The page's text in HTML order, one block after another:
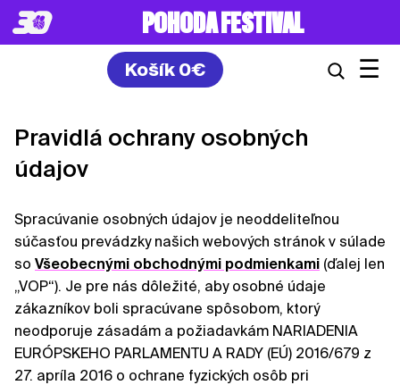
POHODA FESTIVAL
Košík 0€ ☰
Pravidlá ochrany osobných
údajov
Spracúvanie osobných údajov je neoddeliteľnou
súčasťou prevádzky našich webových stránok v súlade
so Všeobecnými obchodnými podmienkami (ďalej len
„VOP“). Je pre nás dôležité, aby osobné údaje
zákazníkov boli spracúvane spôsobom, ktorý
neodporuje zásadám a požiadavkám NARIADENIA
EURÓPSKEHO PARLAMENTU A RADY (EÚ) 2016/679 z
27. apríla 2016 o ochrane fyzických osôb pri